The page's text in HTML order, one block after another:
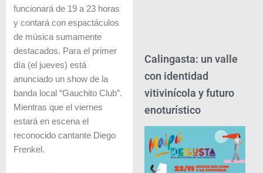
funcionará de 19 a 23 horas
y contará con espactáculos
de música sumamente
destacados. Para el primer
día (el jueves) está
anunciado un show de la
banda local “Gauchito Club”.
Mientras que el viernes
estará en escena el
reconocido cantante Diego
Frenkel.
Calingasta: un valle
con identidad
vitivinícola y futuro
enoturístico